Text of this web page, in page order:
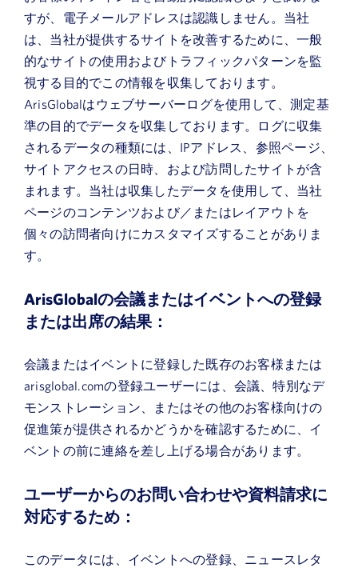
すが、電子メールアドレスは認識しません。当社
は、当社が提供するサイトを改善するために、一般
的なサイトの使用およびトラフィックパターンを監
視する目的でこの情報を収集しております。
ArisGlobalはウェブサーバーログを使用して、測定基
準の目的でデータを収集しております。ログに収集
されるデータの種類には、IPアドレス、参照ページ、
サイトアクセスの日時、および訪問したサイトが含
まれます。当社は収集したデータを使用して、当社
ページのコンテンツおよび／またはレイアウトを
個々の訪問者向けにカスタマイズすることがありま
す。
ArisGlobalの会議またはイベントへの登録
または出席の結果：
会議またはイベントに登録した既存のお客様または
arisglobal.comの登録ユーザーには、会議、特別なデ
モンストレーション、またはその他のお客様向けの
促進策が提供されるかどうかを確認するために、イ
ベントの前に連絡を差し上げる場合があります。
ユーザーからのお問い合わせや資料請求に
対応するため：
このデータには、イベントへの登録、ニュースレタ